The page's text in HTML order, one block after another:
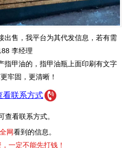
出售，我平台为其代发信息，若有需
李经理
指甲油的，指甲油瓶上面印刷有文字
牢固，更清晰！
看联系方式
查看联系方式。
网看到的信息。
一定不能先打钱！